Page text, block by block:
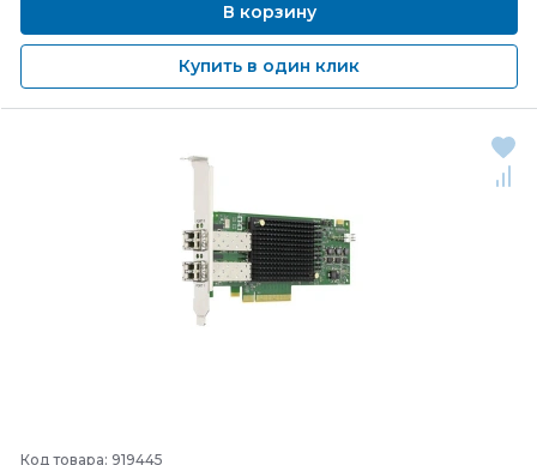
В корзину
Купить в один клик
Код товара: 919445